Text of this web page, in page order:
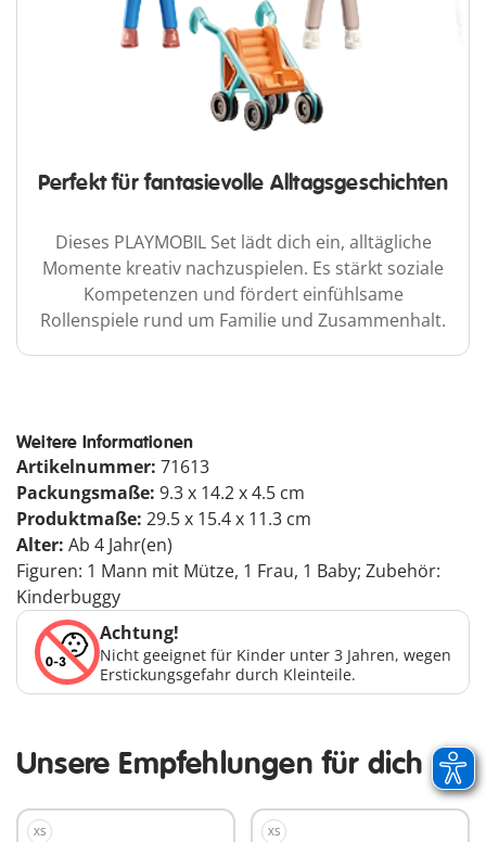
Perfekt für fantasievolle Alltagsgeschichten
Dieses PLAYMOBIL Set lädt dich ein, alltägliche
Momente kreativ nachzuspielen. Es stärkt soziale
Kompetenzen und fördert einfühlsame
Rollenspiele rund um Familie und Zusammenhalt.
Weitere Informationen
Artikelnummer: 71613
Packungsmaße: 9.3 x 14.2 x 4.5 cm
Produktmaße: 29.5 x 15.4 x 11.3 cm
Alter: Ab 4 Jahr(en)
Figuren: 1 Mann mit Mütze, 1 Frau, 1 Baby; Zubehör:
Kinderbuggy
Achtung!
Nicht geeignet für Kinder unter 3 Jahren, wegen
Erstickungsgefahr durch Kleinteile.
Unsere Empfehlungen für dich
XS XS